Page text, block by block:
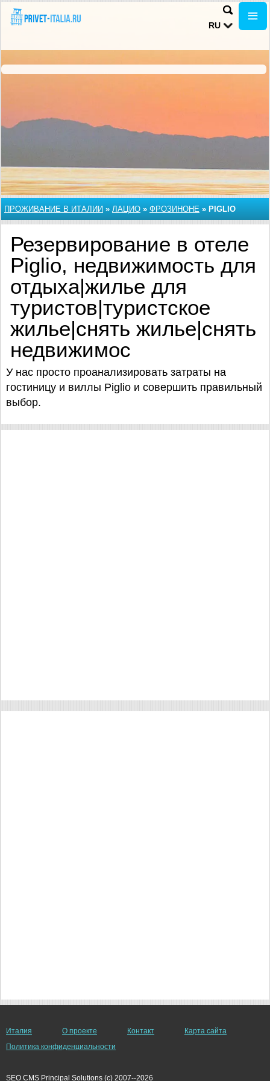
RU
ПРОЖИВАНИЕ В ИТАЛИИ » ЛАЦИО » ФРОЗИНОНЕ » PIGLIO
Резервирование в отеле
Piglio, недвижимость для
отдыха|жилье для
туристов|туристское
жилье|снять жилье|снять
недвижимос
У нас просто проанализировать затраты на
гостиницу и виллы Piglio и совершить правильный
выбор.
Италия О проекте Контакт
Карта сайта
Политика конфиденциальности
SEO CMS Principal Solutions (c) 2007--2026